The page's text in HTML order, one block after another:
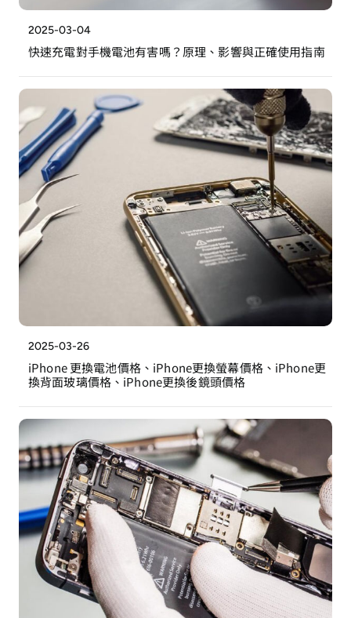
2025-03-04
快速充電對手機電池有害嗎？原理、影響與正確使用指南
2025-03-26
iPhone 更換電池價格、iPhone更換螢幕價格、iPhone更
換背面玻璃價格、iPhone更換後鏡頭價格